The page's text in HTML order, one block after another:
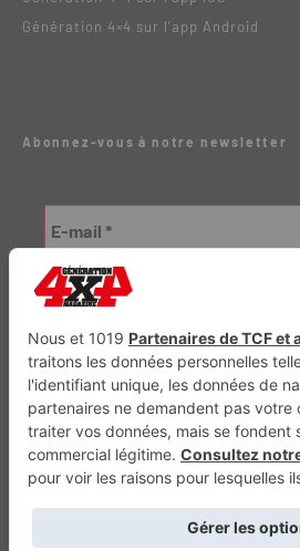
Génération 4×4 sur l’app Android
Abonnez-vous à notre newsletter
Génération Electrique Génération Sans Permis